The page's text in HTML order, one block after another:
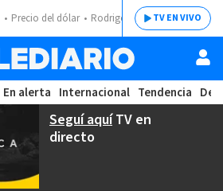
Precio del dólar Rodrigo ChavesTV EN VIVO
En alerta Internacional Tendencia
Seguí aquíTV en
directo